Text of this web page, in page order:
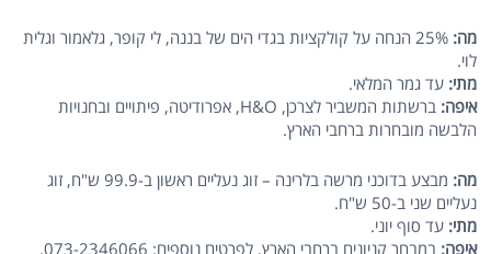
מה:
25% הנחה על קולקציות בגדי הים של בננה, לי קופר, גלאמור וגלית
לוי.
מתי: עד גמר המלאי.
איפה:
ברשתות המשביר לצרכן, H&O, אפרודיטה, פיתויים ובחנויות
הלבשה מובחרות ברחבי הארץ.
מה:
מבצע בדוכני מרשה בלרינה – זוג נעליים ראשון ב-99.9 ש"ח, זוג
נעליים שני ב-50 ש"ח.
מתי:עד סוף יוני.
איפה:במבחר קניונים ברחבי הארץ. לפרטים נוספים: 073-2346066.